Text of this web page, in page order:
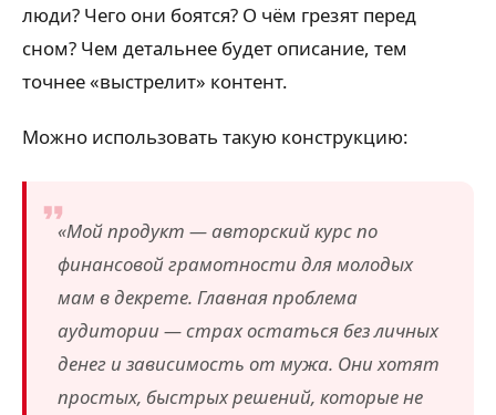
люди? Чего они боятся? О чём грезят перед
сном? Чем детальнее будет описание, тем
точнее «выстрелит» контент.
Можно использовать такую конструкцию:
«Мой продукт — авторский курс по
финансовой грамотности для молодых
мам в декрете. Главная проблема
аудитории — страх остаться без личных
денег и зависимость от мужа. Они хотят
простых, быстрых решений, которые не